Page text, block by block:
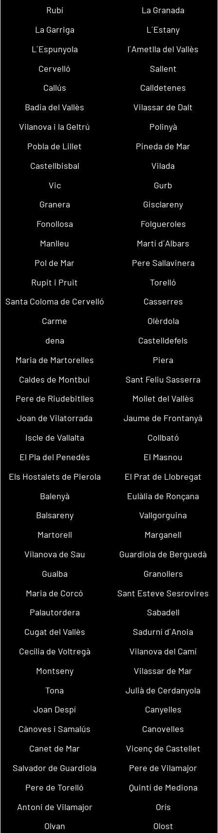
Rubí
La Granada
La Garriga
L´Estany
L´Espunyola
l´Ametlla del Vallès
Cervelló
Sallent
Callús
Calldetenes
Badia del Vallès
Vilassar de Dalt
Vilanova i la Geltrú
Polinyà
Pobla de Lillet
Pineda de Mar
Castellbisbal
Vilada
Vic
Gurb
Granera
Gisclareny
Fonollosa
Folgueroles
Manlleu
Martí d´Albars
Pol de Mar
Pere Sallavinera
Rupit i Pruit
Torelló
Santa Coloma de Cervelló
Casserres
Carme
Olèrdola
dena
Castelldefels
Maria de Martorelles
Piera
Caldes de Montbui
Sant Feliu Sasserra
Pere de Riudebitlles
Mollet del Vallès
Joan de Vilatorrada
Jaume de Frontanyà
Iscle de Vallalta
Collbató
El Pla del Penedès
El Masnou
Els Hostalets de Pierola
El Prat de Llobregat
Balenyà
Eulàlia de Ronçana
Balsareny
Vallgorguina
Martorell
Marganell
Vilanova de Sau
Guardiola de Berguedà
Gualba
Granollers
Maria de Corcó
Sant Esteve Sesrovires
Palautordera
Sabadell
Cugat del Vallès
Sadurní d´Anoia
Cecília de Voltregà
Vilanova del Camí
Montseny
Vilassar de Mar
Tona
Julià de Cerdanyola
Joan Despí
Canyelles
Cànoves i Samalús
Canovelles
Canet de Mar
Vicenç de Castellet
Salvador de Guardiola
Pere de Vilamajor
Pere de Torelló
Quintí de Mediona
Antoni de Vilamajor
Orís
Olvan
Olost